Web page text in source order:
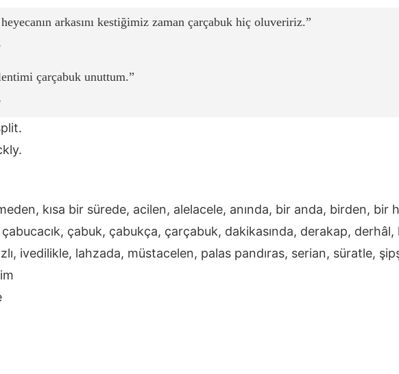
arkasını kestiğimiz zaman çarçabuk hiç oluveririz.
çarçabuk unuttum.
kısa bir sürede, acilen, alelacele, anında, bir anda, birden, bir
çabuk, çabukça, çarçabuk, dakikasında, derakap, derhâl,
hızlı, ivedilikle, lahzada, müstacelen, palas pandıras, serian, süratle,